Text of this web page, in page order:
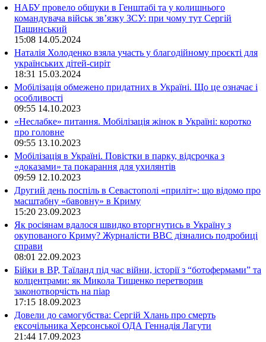
НАБУ провело обшуки в Генштабі та у колишнього
командувача військ зв’язку ЗСУ: при чому тут Сергій
Пашинський
15:08 14.05.2024
Наталія Холоденко взяла участь у благодійному проєкті для
українських дітей-сиріт
18:31 15.03.2024
Мобілізація обмежено придатних в Україні. Що це означає і
особливості
09:55 14.10.2023
«Неслабке» питання. Мобілізація жінок в Україні: коротко
про головне
09:55 13.10.2023
Мобілізація в Україні. Повістки в парку, відсрочка з
«доказами» та покарання для ухилянтів
09:59 12.10.2023
Другий день поспіль в Севастополі «приліт»: що відомо про
масштабну «бавовну» в Криму
15:20 23.09.2023
Як росіянам вдалося швидко вторгнутись в Україну з
окупованого Криму? Журналісти ВВС дізнались подробиці
справи
08:01 22.09.2023
Бійки в ВР, Таїланд під час війни, історії з “ботофермами” та
колцентрами: як Микола Тищенко перетворив
законотворчість на піар
17:15 18.09.2023
Довели до самогубства: Сергій Хлань про смерть
ексочільника Херсонської ОДА Геннадія Лагути
21:44 17.09.2023